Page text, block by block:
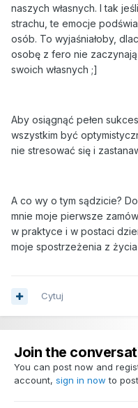
naszych własnych. I tak
strachu, te emocje
osób. To wyjaśniałoby,
osobę z fero nie
swoich własnych ;]
Aby osiągnąć pełen
wszystkim być
nie stresować się i
A co wy o tym sądzicie?
mnie moje pierwsze
w praktyce i w postaci
moje spostrzeżenia z
Cytuj
Join the
You can post now and
account, sign in now to